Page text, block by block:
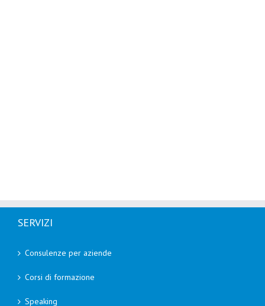
SERVIZI
Consulenze per aziende
Corsi di formazione
Speaking